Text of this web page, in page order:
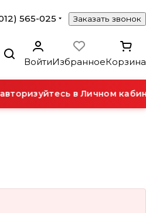
565-025 Заказать звонок
ВойтиИзбранноеКорзина
в Личном